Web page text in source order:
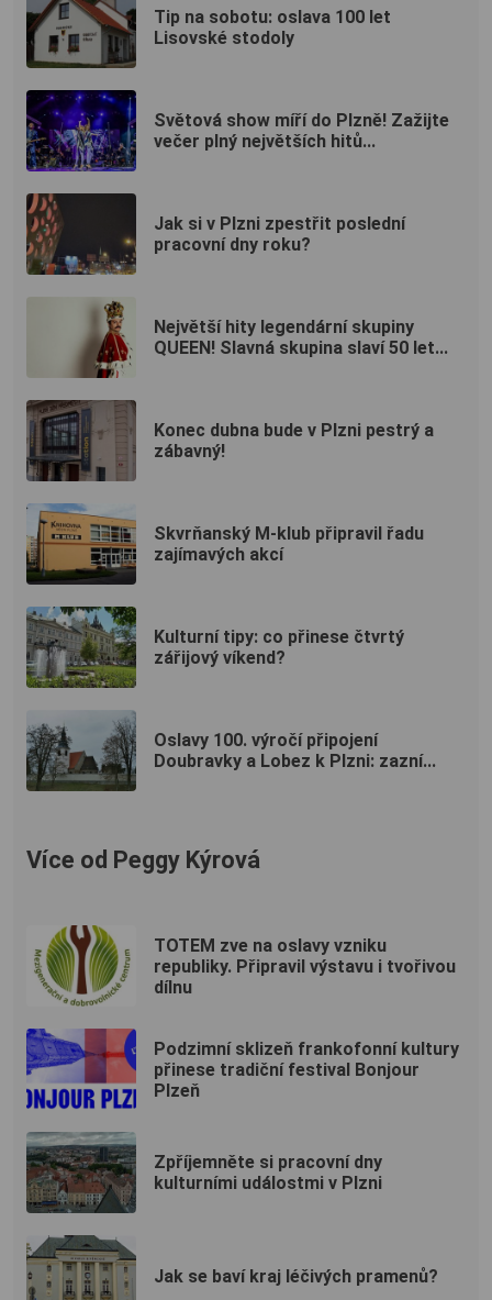
Tip na sobotu: oslava 100 let
Lisovské stodoly
Světová show míří do Plzně! Zažijte
večer plný největších hitů...
Jak si v Plzni zpestřit poslední
pracovní dny roku?
Největší hity legendární skupiny
QUEEN! Slavná skupina slaví 50 let...
Konec dubna bude v Plzni pestrý a
zábavný!
Skvrňanský M-klub připravil řadu
zajímavých akcí
Kulturní tipy: co přinese čtvrtý
zářijový víkend?
Oslavy 100. výročí připojení
Doubravky a Lobez k Plzni: zazní...
Více od Peggy Kýrová
TOTEM zve na oslavy vzniku
republiky. Připravil výstavu i tvořivou
dílnu
Podzimní sklizeň frankofonní kultury
přinese tradiční festival Bonjour
Plzeň
Zpříjemněte si pracovní dny
kulturními událostmi v Plzni
Jak se baví kraj léčivých pramenů?